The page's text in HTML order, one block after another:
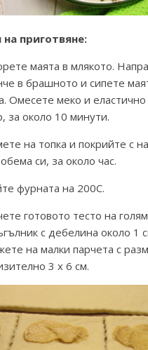
на приготвяне:
маята в млякото.
в брашното и сипете
Омесете меко и еластично
за около 10 минути.
на топка и покрийте с
си, за около час.
фурната на 200С.
готовото тесто на голям
с дебелина около 1
на малки парчета с
3 х 6 см.